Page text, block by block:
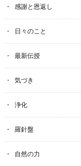
感謝と恩返し
日々のこと
最新伝授
気づき
浄化
羅針盤
自然の力